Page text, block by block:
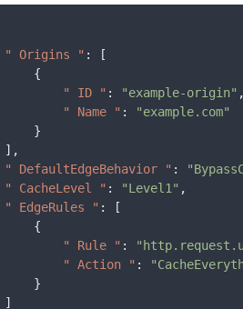
" Origins " :
[
{
" ID " : "example-origin"
" Name " :
"example.com"
}
] ,
" DefaultEdgeBehavior " :
" CacheLevel " : "Level1" ,
" EdgeRules " :
[
{
" Rule " :
" Action " :
}
]